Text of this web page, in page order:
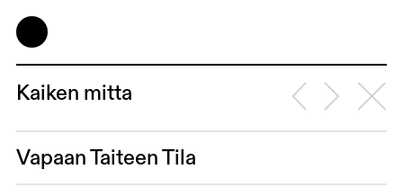
Kaiken mitta
Vapaan Taiteen Tila